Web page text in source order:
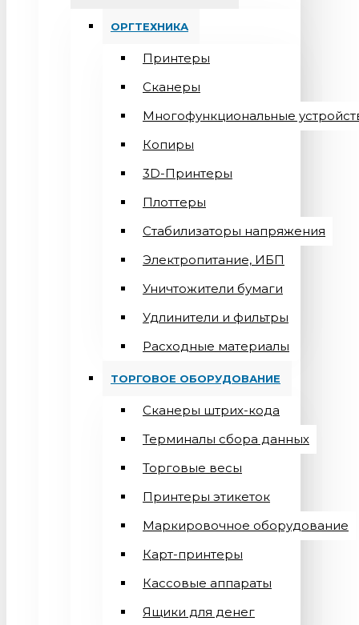
ОРГТЕХНИКА
Принтеры
Сканеры
Многофункциональные
Копиры
3D-Принтеры
Плоттеры
Стабилизаторы напряжения
Электропитание, ИБП
Уничтожители бумаги
Удлинители и фильтры
Расходные материалы
ТОРГОВОЕ ОБОРУДОВАНИЕ
Сканеры штрих-кода
Терминалы сбора данных
Торговые весы
Принтеры этикеток
Маркировочное оборудование
Карт-принтеры
Кассовые аппараты
Ящики для денег